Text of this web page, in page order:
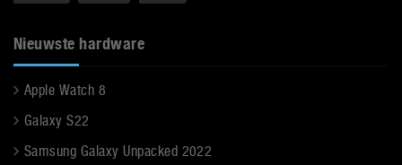
Nieuwste hardware
Apple Watch 8
Galaxy S22
Samsung Galaxy Unpacked 2022